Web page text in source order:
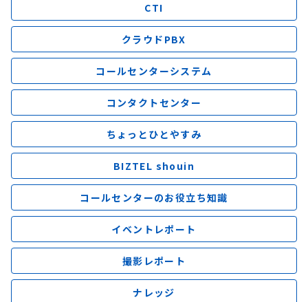
CTI
クラウドPBX
コールセンターシステム
コンタクトセンター
ちょっとひとやすみ
BIZTEL shouin
コールセンターのお役立ち知識
イベントレポート
撮影レポート
ナレッジ